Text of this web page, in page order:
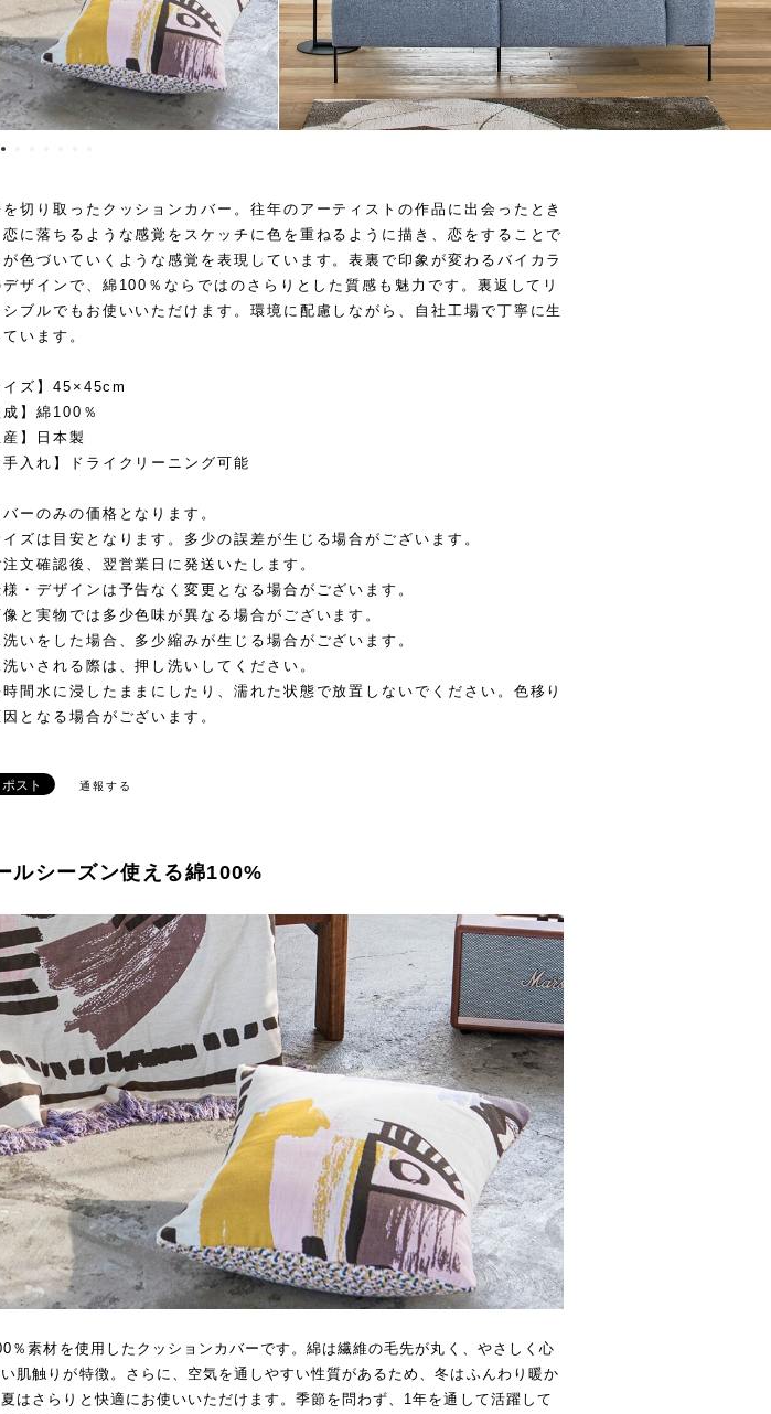
を切り取ったクッションカバー。往年のアーティストの作品に出会ったとき
恋に落ちるような感覚をスケッチに色を重ねるように描き、恋をすることで
が色づいていくような感覚を表現しています。表裏で印象が変わるバイカラ
デザインで、綿100％ならではのさらりとした質感も魅力です。裏返してリ
シブルでもお使いいただけます。環境に配慮しながら、自社工場で丁寧に生
います。
イズ】45×45cm
成】綿100％
産】日本製
手入れ】ドライクリーニング可能
ーのみの価格となります。
ズは目安となります。多少の誤差が生じる場合がございます。
文確認後、翌営業日に発送いたします。
・デザインは予告なく変更となる場合がございます。
と実物では多少色味が異なる場合がございます。
いをした場合、多少縮みが生じる場合がございます。
いされる際は、押し洗いしてください。
間水に浸したままにしたり、濡れた状態で放置しないでください。色移り
となる場合がございます。
通報する
ルシーズン使える綿100%
％素材を使用したクッションカバーです。綿は繊維の毛先が丸く、やさしく心
肌触りが特徴。さらに、空気を通しやすい性質があるため、冬はふんわり暖か
夏はさらりと快適にお使いいただけます。季節を問わず、1年を通して活躍して